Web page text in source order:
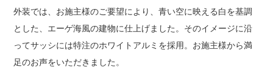
外装では、お施主様のご要望により、青い空に映える白を基調
とした、エーゲ海風の建物に仕上げました。そのイメージに沿
ってサッシには特注のホワイトアルミを採用。お施主様から満
足のお声をいただきました。